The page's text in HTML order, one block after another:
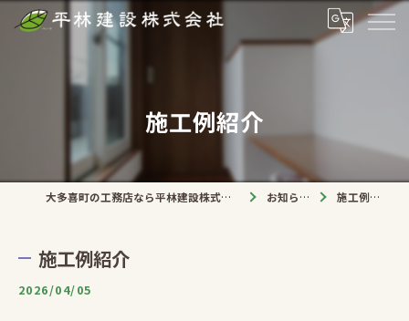
施工例紹介
大多喜町の工務店なら平林建設株式会社 お知らせ 施工例紹介
施工例紹介
2026/04/05